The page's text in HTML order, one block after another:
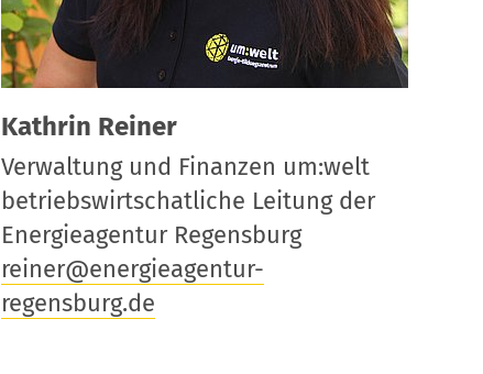
Kathrin Reiner
Verwaltung und Finanzen um:welt
betriebswirtschatliche Leitung der
Energieagentur Regensburg
reiner@energieagentur-
regensburg.de